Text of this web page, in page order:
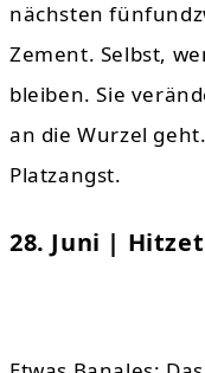
nächsten
Zement. Selbst,
bleiben. Sie
an die Wurzel
Platzangst.
28. Juni |